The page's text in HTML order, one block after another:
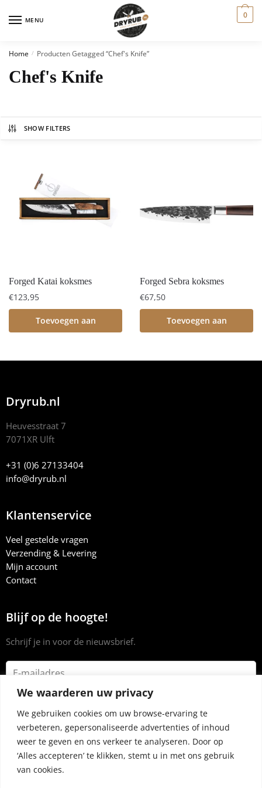
We waarderen uw privacy
We gebruiken cookies om uw browse-ervaring te
verbeteren, gepersonaliseerde advertenties of inhoud
weer te geven en ons verkeer te analyseren. Door op
‘Alles accepteren’ te klikken, stemt u in met ons gebruik
van cookies.
MENU 0
Home / Producten Getagged “Chef's Knife”
Chef's Knife
SHOW FILTERS
Forged Katai koksmes
€123,95
Toevoegen aan
Forged Sebra koksmes
€67,50
Toevoegen aan
Dryrub.nl
Heuvesstraat 7
7071XR Ulft
+31 (0)6 27133404
info@dryrub.nl
Klantenservice
Veel gestelde vragen
Verzending & Levering
Mijn account
Contact
Blijf op de hoogte!
Schrijf je in voor de nieuwsbrief.